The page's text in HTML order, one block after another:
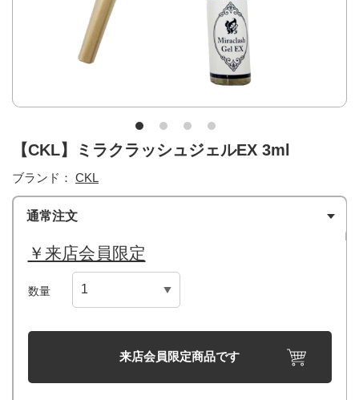
【CKL】ミラクラッシュジェルEX 3ml
ブランド： CKL
通常注文
￥来店会員限定
数量
来店会員限定商品です